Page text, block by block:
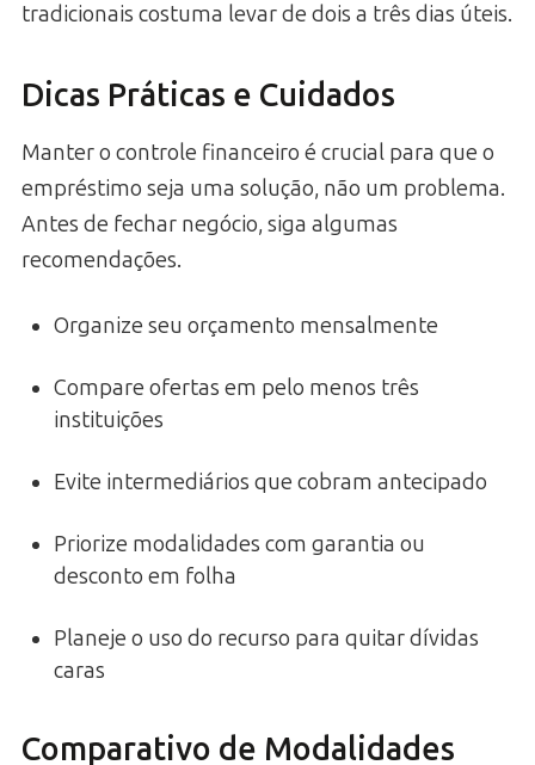
tradicionais costuma levar de dois a três dias úteis.
Dicas Práticas e Cuidados
Manter o controle financeiro é crucial para que o
empréstimo seja uma solução, não um problema.
Antes de fechar negócio, siga algumas
recomendações.
Organize seu orçamento mensalmente
Compare ofertas em pelo menos três
instituições
Evite intermediários que cobram antecipado
Priorize modalidades com garantia ou
desconto em folha
Planeje o uso do recurso para quitar dívidas
caras
Comparativo de Modalidades